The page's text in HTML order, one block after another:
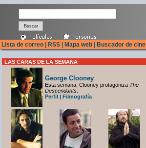
Lista de correo RSS Mapa web Buscador de cine
LAS CARAS DE LA SEMANA
George Clooney
Esta semana, Clooney protagoniza The
Descendants
Perfil | Filmografía